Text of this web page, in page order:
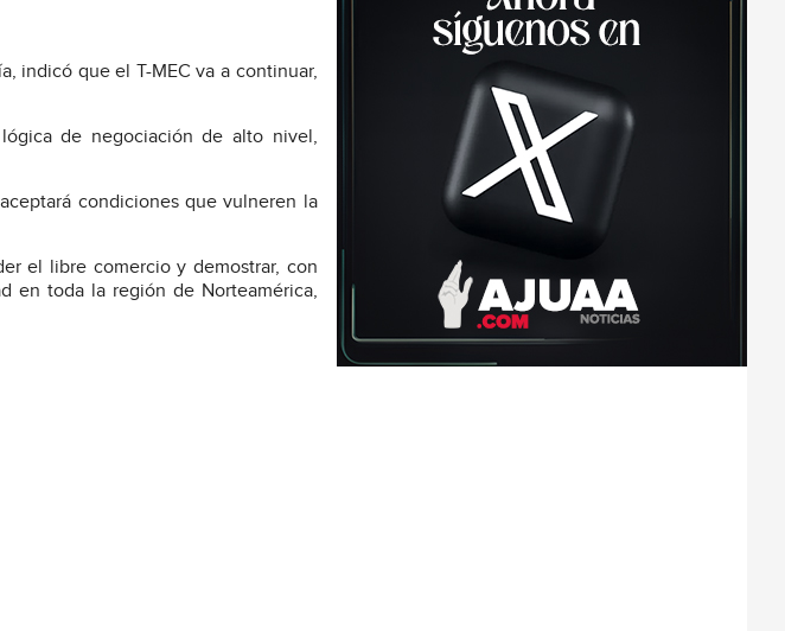
indicó que el T-MEC va a continuar,
de negociación de alto nivel,
condiciones que vulneren la
el libre comercio y demostrar, con
en toda la región de Norteamérica,